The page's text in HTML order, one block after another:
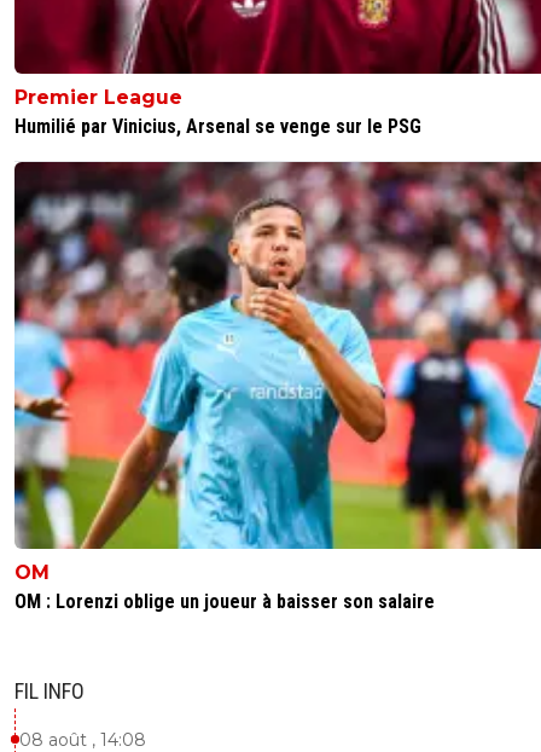
Premier League
Humilié par Vinicius, Arsenal se venge sur le PSG
OM
OM : Lorenzi oblige un joueur à baisser son salaire
FIL INFO
08 août , 14:08